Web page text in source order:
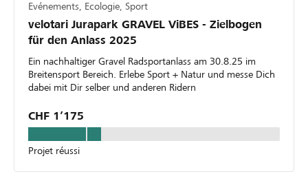
Evénements, Ecologie, Sport
velotari Jurapark GRAVEL ViBES - Zielbogen
für den Anlass 2025
Ein nachhaltiger Gravel Radsportanlass am 30.8.25 im
Breitensport Bereich. Erlebe Sport + Natur und messe Dich
dabei mit Dir selber und anderen Ridern
CHF 1’175
Projet réussi